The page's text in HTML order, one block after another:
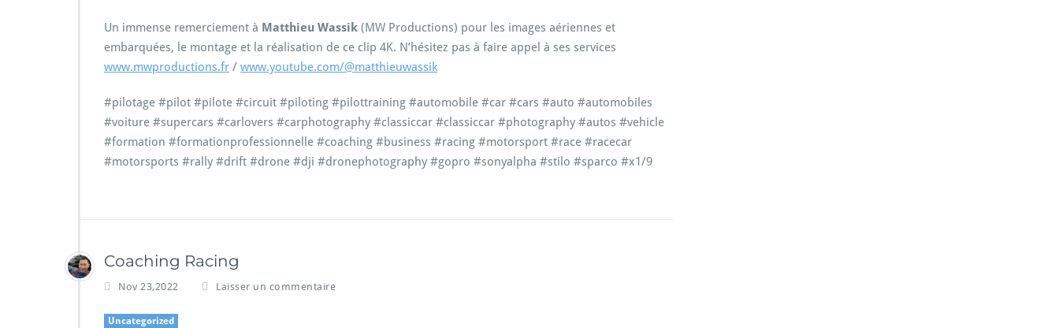
Un immense remerciement à Matthieu Wassik (MW Productions) pour les images aériennes et
embarquées, le montage et la réalisation de ce clip 4K. N’hésitez pas à faire appel à ses services
www.mwproductions.fr / www.youtube.com/@matthieuwassik
#pilotage #pilot #pilote #circuit #piloting #pilottraining #automobile #car #cars #auto #automobiles
#voiture #supercars #carlovers #carphotography #classiccar #classiccar #photography #autos #vehicle
#formation #formationprofessionnelle #coaching #business #racing #motorsport #race #racecar
#motorsports #rally #drift #drone #dji #dronephotography #gopro #sonyalpha #stilo #sparco #x1/9
Coaching Racing
Nov 23,2022 Laisser un commentaire
Uncategorized